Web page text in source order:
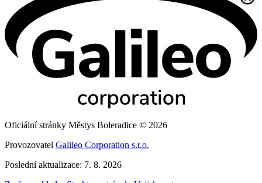
Oficiální stránky Městys Boleradice © 2026
Provozovatel Galileo Corporation s.r.o.
Poslední aktualizace: 7. 8. 2026